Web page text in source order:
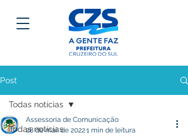
Post
Todas notícias
Todas notícias
Assessoria de Comunicação
28 de mai. de 20221 min de leitura